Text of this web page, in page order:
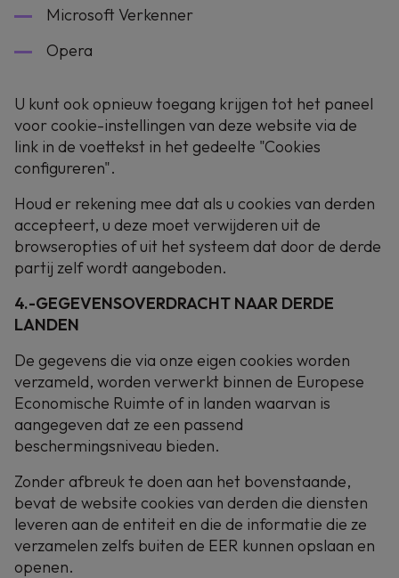
Microsoft Verkenner
Opera
U kunt ook opnieuw toegang krijgen tot het paneel
voor cookie-instellingen van deze website via de
link in de voettekst in het gedeelte "Cookies
configureren".
Houd er rekening mee dat als u cookies van derden
accepteert, u deze moet verwijderen uit de
browseropties of uit het systeem dat door de derde
partij zelf wordt aangeboden.
4.-GEGEVENSOVERDRACHT NAAR DERDE
LANDEN
De gegevens die via onze eigen cookies worden
verzameld, worden verwerkt binnen de Europese
Economische Ruimte of in landen waarvan is
aangegeven dat ze een passend
beschermingsniveau bieden.
Zonder afbreuk te doen aan het bovenstaande,
bevat de website cookies van derden die diensten
leveren aan de entiteit en die de informatie die ze
verzamelen zelfs buiten de EER kunnen opslaan en
openen.